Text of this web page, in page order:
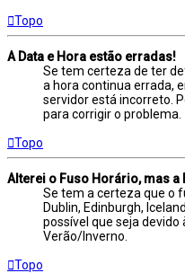
Topo
A Data e Hora estão erradas!
Se tem certeza de ter
a hora continua errada,
servidor está incorreto.
para corrigir o problema.
Topo
Alterei o Fuso Horário, mas a
Se tem a certeza que o
Dublin, Edinburgh,
possível que seja
Verão/Inverno.
Topo